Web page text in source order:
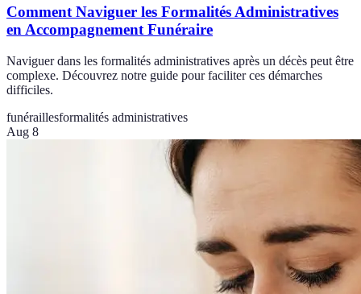
Comment Naviguer les Formalités Administratives
en Accompagnement Funéraire
Naviguer dans les formalités administratives après un décès peut être
complexe. Découvrez notre guide pour faciliter ces démarches
difficiles.
funéraillesformalités administratives
Aug 8